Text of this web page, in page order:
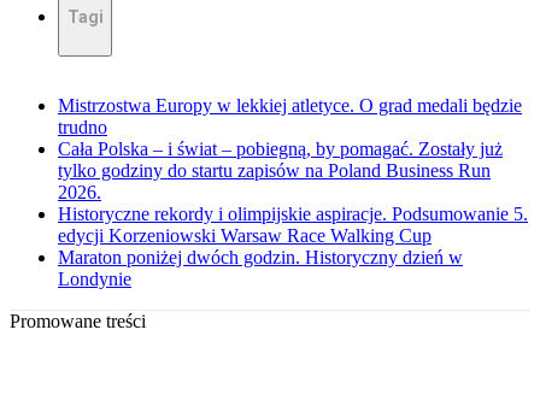
Tagi
Mistrzostwa Europy w lekkiej atletyce. O grad medali będzie
trudno
Cała Polska – i świat – pobiegną, by pomagać. Zostały już
tylko godziny do startu zapisów na Poland Business Run
2026.
Historyczne rekordy i olimpijskie aspiracje. Podsumowanie 5.
edycji Korzeniowski Warsaw Race Walking Cup
Maraton poniżej dwóch godzin. Historyczny dzień w
Londynie
Promowane treści